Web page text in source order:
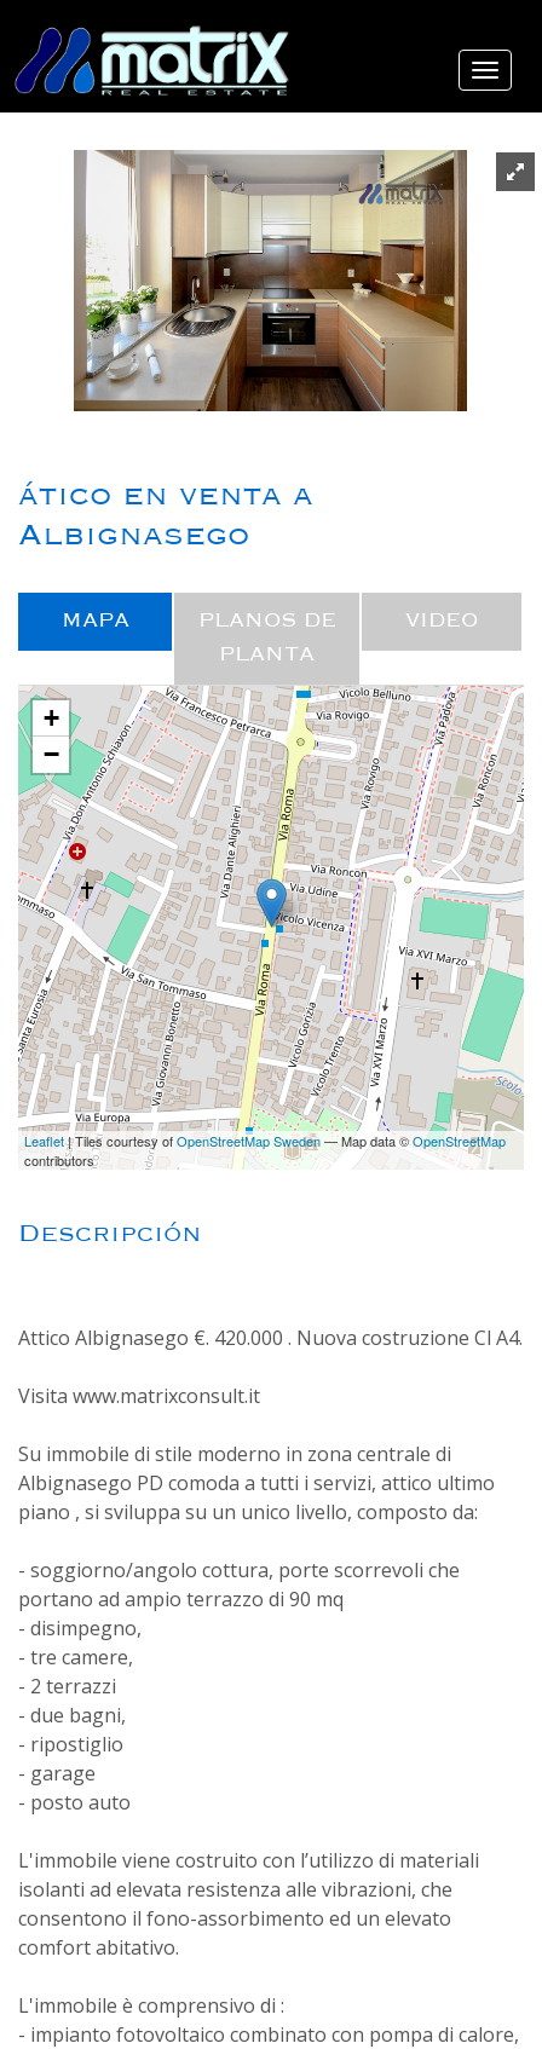
ático en venta a
Albignasego
MAPA PLANOS DE
PLANTA
VIDEO
+
−
Leaflet| Tiles courtesy ofOpenStreetMap Sweden— Map data ©OpenStreetMap
contributors
Descripción
Attico Albignasego €. 420.000 . Nuova costruzione Cl A4.
Visita www.matrixconsult.it
Su immobile di stile moderno in zona centrale di
Albignasego PD comoda a tutti i servizi, attico ultimo
piano , si sviluppa su un unico livello, composto da:
- soggiorno/angolo cottura, porte scorrevoli che
portano ad ampio terrazzo di 90 mq
- disimpegno,
- tre camere,
- 2 terrazzi
- due bagni,
- ripostiglio
- garage
- posto auto
L'immobile viene costruito con l’utilizzo di materiali
isolanti ad elevata resistenza alle vibrazioni, che
consentono il fono-assorbimento ed un elevato
comfort abitativo.
L'immobile è comprensivo di :
- impianto fotovoltaico combinato con pompa di calore,